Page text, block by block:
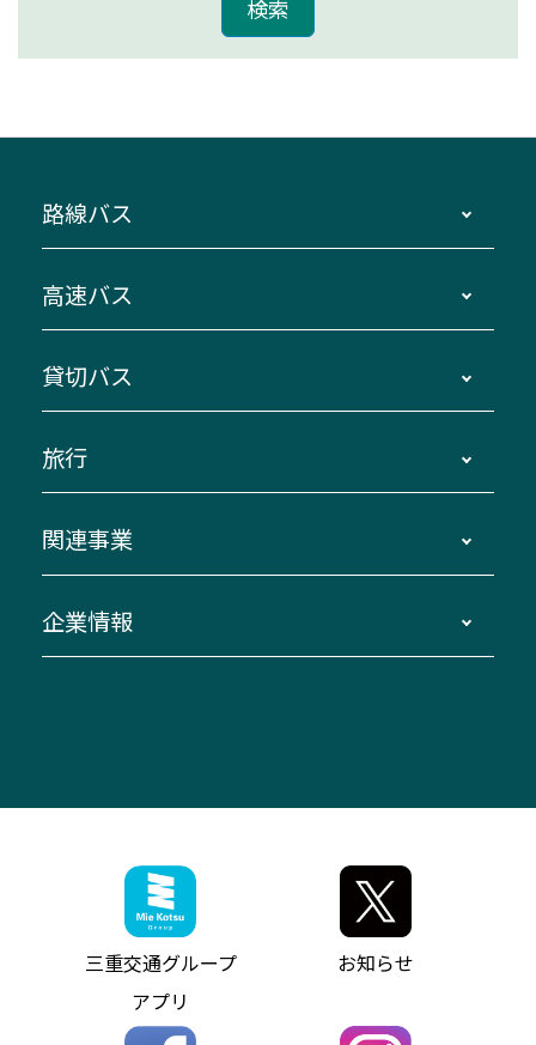
路線バス
主要停留所案内図・時刻表
路線バスのご利用方法
三重交通接近情報バスロケーションシステム
迂回・休止について
臨時バスについて
伊勢二見鳥羽周遊バスCANばす
「みえブルーライン」（三重大学病院直通バ
神都ライナー
ミジュマルのラッピングバス（鈴鹿管内）
参宮バス
神都バス
パールシャトル
高速バス
南紀・VISON～横浜・東京・埼玉
伊賀～名古屋
南紀～VISON～名古屋
湯の山温泉～名古屋
桑名・長島温泉・金城ふ頭駅～中部国際空港
（休止中）
お客様駐車場のご案内
アイコンの説明
インターネット予約
よくあるご質問
お問い合わせ
貸切バス
貸切バスのご利用について
お問い合わせ
旅行
貸切バス団体旅行
美し国周遊ばす
関連事業
自家用自動車車両運行管理
ザ・バスコレクション三重交通バスセット
三重交通公式グッズ
企業情報
ファンコーナー
お問い合わせ
お知らせ・最新情報一覧
ニュースリリース
お問い合わせ
三重交通グループ
アプリ
お知らせ